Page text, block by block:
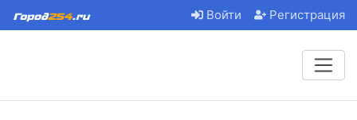
Войти Регистрация